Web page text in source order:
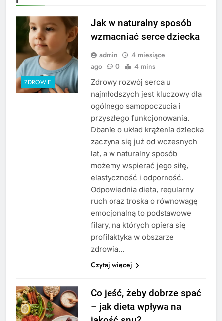
ZDROWIE
Jak w naturalny sposób
wzmacniać serce dziecka
admin
4 miesiące
ago
0 4 mins
Zdrowy rozwój serca u
najmłodszych jest kluczowy dla
ogólnego samopoczucia i
przyszłego funkcjonowania.
Dbanie o układ krążenia dziecka
zaczyna się już od wczesnych
lat, a w naturalny sposób
możemy wspierać jego siłę,
elastyczność i odporność.
Odpowiednia dieta, regularny
ruch oraz troska o równowagę
emocjonalną to podstawowe
filary, na których opiera się
profilaktyka w obszarze
zdrowia…
Czytaj więcej
Co jeść, żeby dobrze spać
– jak dieta wpływa na